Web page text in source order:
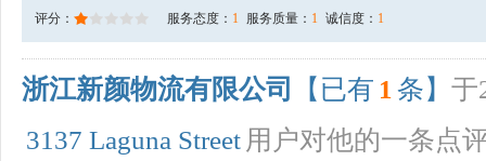
评分： 服务态度： 1 服务质量： 1 诚信度： 1
浙江新颜物流有限公司 【已有 1 条】 于
3137 Laguna Street 用户对他的一条点